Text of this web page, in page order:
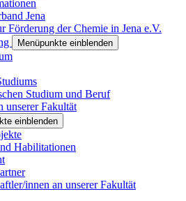
Jena
Förderung der Chemie in Jena e.V.
Menüpunkte einblenden
Studium und Beruf
unserer Fakultät
einblenden
Habilitationen
innen an unserer Fakultät